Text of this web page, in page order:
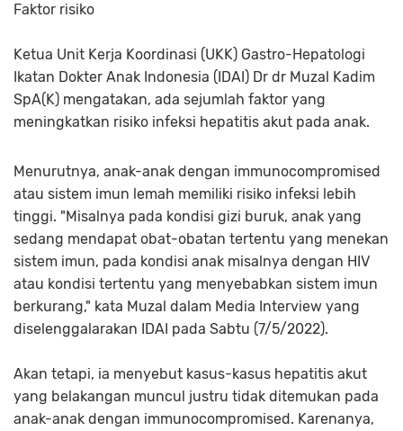
Faktor risiko
Ketua Unit Kerja Koordinasi (UKK) Gastro-Hepatologi
Ikatan Dokter Anak Indonesia (IDAI) Dr dr Muzal Kadim
SpA(K) mengatakan, ada sejumlah faktor yang
meningkatkan risiko infeksi hepatitis akut pada anak.
Menurutnya, anak-anak dengan immunocompromised
atau sistem imun lemah memiliki risiko infeksi lebih
tinggi. "Misalnya pada kondisi gizi buruk, anak yang
sedang mendapat obat-obatan tertentu yang menekan
sistem imun, pada kondisi anak misalnya dengan HIV
atau kondisi tertentu yang menyebabkan sistem imun
berkurang," kata Muzal dalam Media Interview yang
diselenggalarakan IDAI pada Sabtu (7/5/2022).
Akan tetapi, ia menyebut kasus-kasus hepatitis akut
yang belakangan muncul justru tidak ditemukan pada
anak-anak dengan immunocompromised. Karenanya,